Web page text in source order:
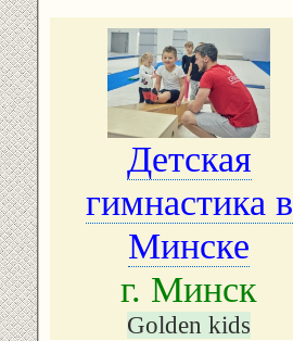
Детская
гимнастика в
Минске
г. Минск
Golden kids